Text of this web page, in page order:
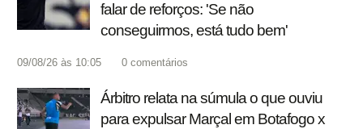
falar de reforços: 'Se não
conseguirmos, está tudo bem'
09/08/26 às 10:05 0 comentários
Árbitro relata na súmula o que ouviu
para expulsar Marçal em Botafogo x